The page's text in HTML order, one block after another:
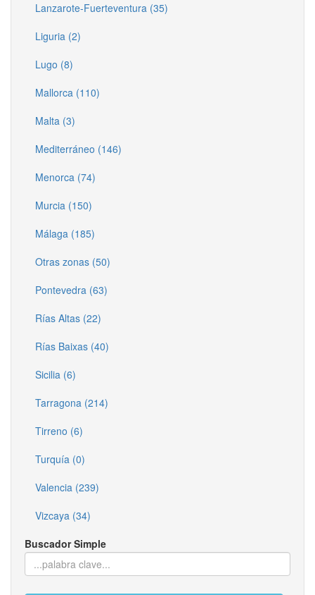
Lanzarote-Fuerteventura (35)
Liguria (2)
Lugo (8)
Mallorca (110)
Malta (3)
Mediterráneo (146)
Menorca (74)
Murcia (150)
Málaga (185)
Otras zonas (50)
Pontevedra (63)
Rías Altas (22)
Rías Baixas (40)
Sicilia (6)
Tarragona (214)
Tirreno (6)
Turquía (0)
Valencia (239)
Vizcaya (34)
Buscador Simple